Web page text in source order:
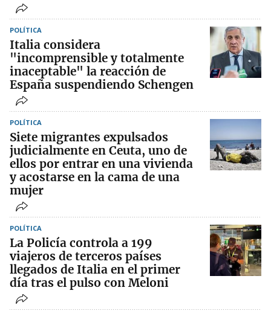
POLÍTICA
Italia considera
"incomprensible y totalmente
inaceptable" la reacción de
España suspendiendo Schengen
POLÍTICA
Siete migrantes expulsados
judicialmente en Ceuta, uno de
ellos por entrar en una vivienda
y acostarse en la cama de una
mujer
POLÍTICA
La Policía controla a 199
viajeros de terceros países
llegados de Italia en el primer
día tras el pulso con Meloni